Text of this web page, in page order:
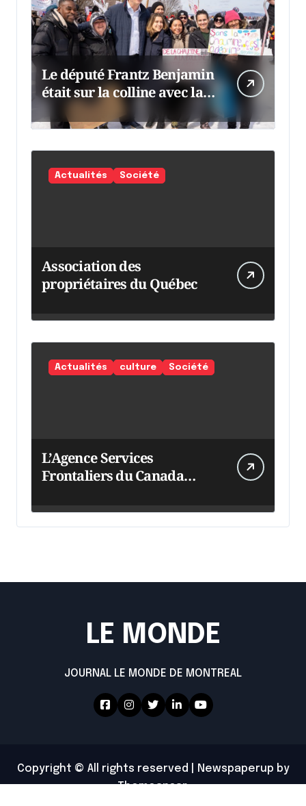
Le député Frantz Benjamin
était sur la colline avec la
chaumine
Actualités Société
Association des
propriétaires du Québec
Actualités culture Société
L’Agence Services
Frontaliers du Canada
LE MONDE
JOURNAL LE MONDE DE MONTREAL
Copyright © All rights reserved Newspaperup by
Themeansar.